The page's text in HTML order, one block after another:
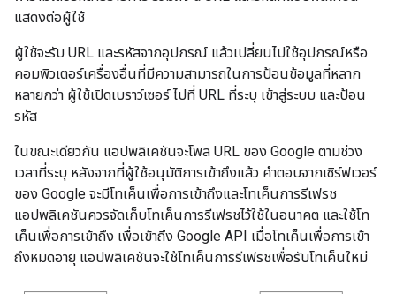
แสดงต่อผู้ใช้
ผู้ใช้จะรับ URL และรหัสจากอุปกรณ์ แล้วเปลี่ยนไปใช้อุปกรณ์หรือ
คอมพิวเตอร์เครื่องอื่นที่มีความสามารถในการป้อนข้อมูลที่หลาก
หลายกว่า ผู้ใช้เปิดเบราว์เซอร์ ไปที่ URL ที่ระบุ เข้าสู่ระบบ และป้อน
รหัส
ในขณะเดียวกัน แอปพลิเคชันจะโพล URL ของ Google ตามช่วง
เวลาที่ระบุ หลังจากที่ผู้ใช้อนุมัติการเข้าถึงแล้ว คำตอบจากเซิร์ฟเวอร์
ของ Google จะมีโทเค็นเพื่อการเข้าถึงและโทเค็นการรีเฟรช
แอปพลิเคชันควรจัดเก็บโทเค็นการรีเฟรชไว้ใช้ในอนาคต และใช้โท
เค็นเพื่อการเข้าถึง เพื่อเข้าถึง Google API เมื่อโทเค็นเพื่อการเข้า
ถึงหมดอายุ แอปพลิเคชันจะใช้โทเค็นการรีเฟรชเพื่อรับโทเค็นใหม่